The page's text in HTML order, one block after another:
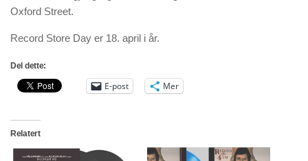
Oxford Street.
Record Store Day er 18. april i år.
Del dette:
E-post Mer
Relatert